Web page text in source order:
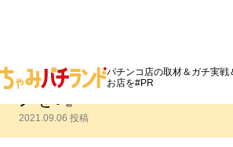
パチンコ店の取材＆ガチ実戦
お店を#PR
光部るる #180『素敵な
2021.09.06 投稿